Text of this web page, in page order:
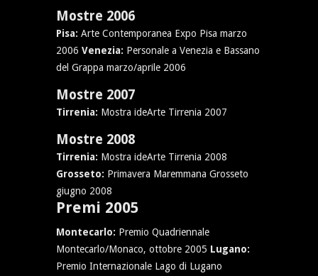
Mostre 2006
Pisa: Arte Contemporanea Expo Pisa marzo
2006 Venezia: Personale a Venezia e Bassano
del Grappa marzo/aprile 2006
Mostre 2007
Tirrenia: Mostra ideArte Tirrenia 2007
Mostre 2008
Tirrenia: Mostra ideArte Tirrenia 2008
Grosseto: Primavera Maremmana Grosseto
giugno 2008
Premi 2005
Montecarlo: Premio Quadriennale
Montecarlo/Monaco, ottobre 2005 Lugano:
Premio Internazionale Lago di Lugano